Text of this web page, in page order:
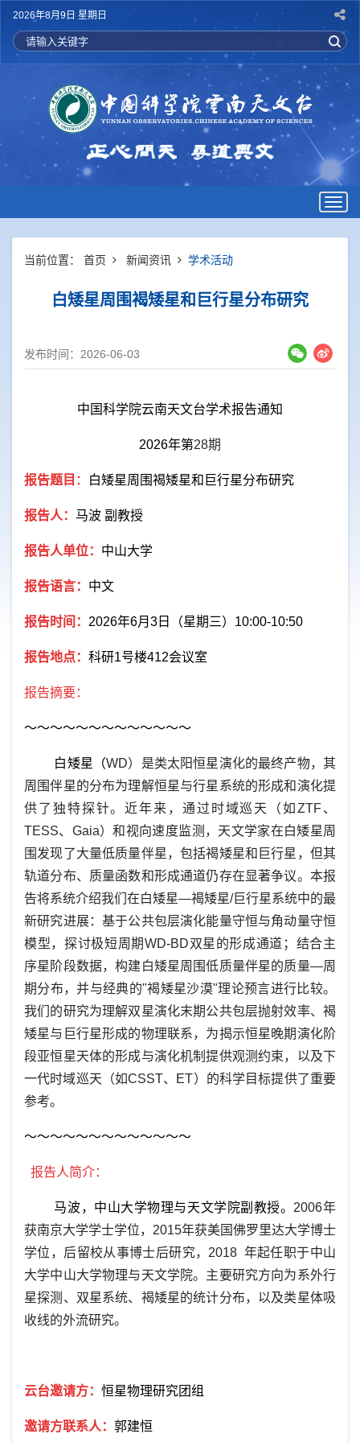
2026年8月9日 星期日
当前位置： 首页 新闻资讯 学术活动
白矮星周围褐矮星和巨行星分布研究
发布时间：2026-06-03
中国科学院云南天文台学术报告通知
2026年第28期
报告题目 ： 白矮星周围褐矮星和巨行星分布研究
报告人： 马波 副教授
报告人单位： 中山大学
报告语言： 中文
报告时间： 2026年6月 3 日（星期三） 10:00-10:50
报告地点： 科研1号楼412会议室
报告摘要：
～～～～～～～～～～～～～
白矮星（WD）是类太阳恒星演化的最终产物，其
周围伴星的分布为理解恒星与行星系统的形成和演化提
供了独特探针。近年来，通过时域巡天（如ZTF、
TESS、 Gaia）和视向速度监测，天文学家在白矮星周
围发现了大量低质量伴星，包括褐矮星和巨行星，但其
轨道分布、质量函数和形成通道仍存在显著争议。本报
告将系统介绍我们在白矮星—褐矮星/巨行星系统中的最
新研究进展：基于公共包层演化能量守恒与角动量守恒
模型，探讨极短周期WD-BD双星的形成通道；结合主
序星阶段数据，构建白矮星周围低质量伴星的质量—周
期分布，并与经典的"褐矮星沙漠"理论预言进行比较。
我们的研究为理解双星演化末期公共包层抛射效率、褐
矮星与巨行星形成的物理联系，为揭示恒星晚期演化阶
段亚恒星天体的形成与演化机制提供观测约束，以及下
一代时域巡天（如CSST、 ET）的科学目标提供了重要
参考。
～～～～～～～～～～～～～
报告人简介：
马波，中山大学物理与天文学院副教授。 2006年
获南京大学学士学位， 2015年获美国佛罗里达大学博士
学位，后留校从事博士后研究， 2018 年起任职于中山
大学中山大学物理与天文学院。主要研究方向为系外行
星探测、双星系统、褐矮星的统计分布，以及类星体吸
收线的外流研究。
云台邀请方： 恒星物理研究团组
邀请方联系人： 郭建恒